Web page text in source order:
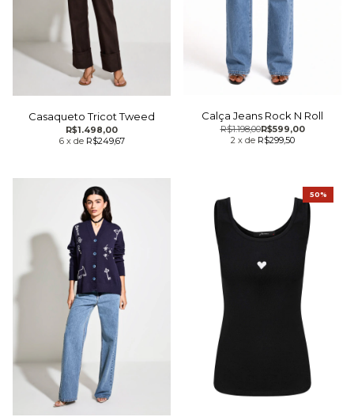
Casaqueto Tricot Tweed
R$1.498,00
6 x de R$249,67
Calça Jeans Rock N Roll
R$599,00
R$1.198,00
2 x de R$299,50
50%